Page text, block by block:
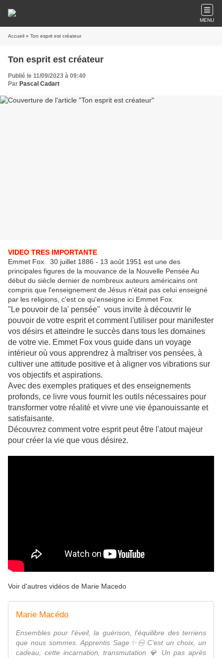
MENU
Accueil » Ton esprit est créateur
Ton esprit est créateur
Publié le 11/09/2023 à 09:40
Par Pascal Cadart
VIDEO TRES IMPORTANTE
Emmet Fox. 30 juillet 1886 - 13 août 1951 est une des
principales figures de la mouvance de la Nouvelle Pensée Au
début du siècle dernier de nombreux auteurs américains ont
compris que l'enseignement de Jésus n'était pas celui enseigné
par les religions, c'est ce qu'enseigne ici Emmet Fox.
"Le pouvoir de la' pensée" vous invite à découvrir le
pouvoir de votre esprit et comment l'utiliser pour manifester
vos désirs et atteindre le succès dans tous les domaines
de votre vie. Emmet Fox vous guide dans un voyage
intérieur où vous apprendrez à maîtriser vos pensées, à
cultiver une attitude positive et à aligner vos vibrations sur
vos objectifs et aspirations.
Avec des exemples pratiques et des enseignements
profonds, ce livre vous fournit les outils nécessaires pour
transformer votre réalité et vivre une vie épanouissante et
satisfaisante.
Découvrez comment votre esprit peut être l'atout majeur
pour créer la vie que vous désirez.
Voir d'autres vidéos de Marie Macedo
Marie Macédo
Ensembles pour l'éveil, la guérison, l'équilibre des terriens
que nous sommes. Apprentis Sage✨♾️ C'est un choix, un
cadeau, cette incarnation, transmutation 💎 Un pas après